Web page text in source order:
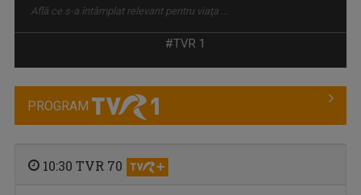
Află ce s-a întâmplat relevant pentru viaţa ...
#TVR 1
PROGRAM
10:30 TVR 70